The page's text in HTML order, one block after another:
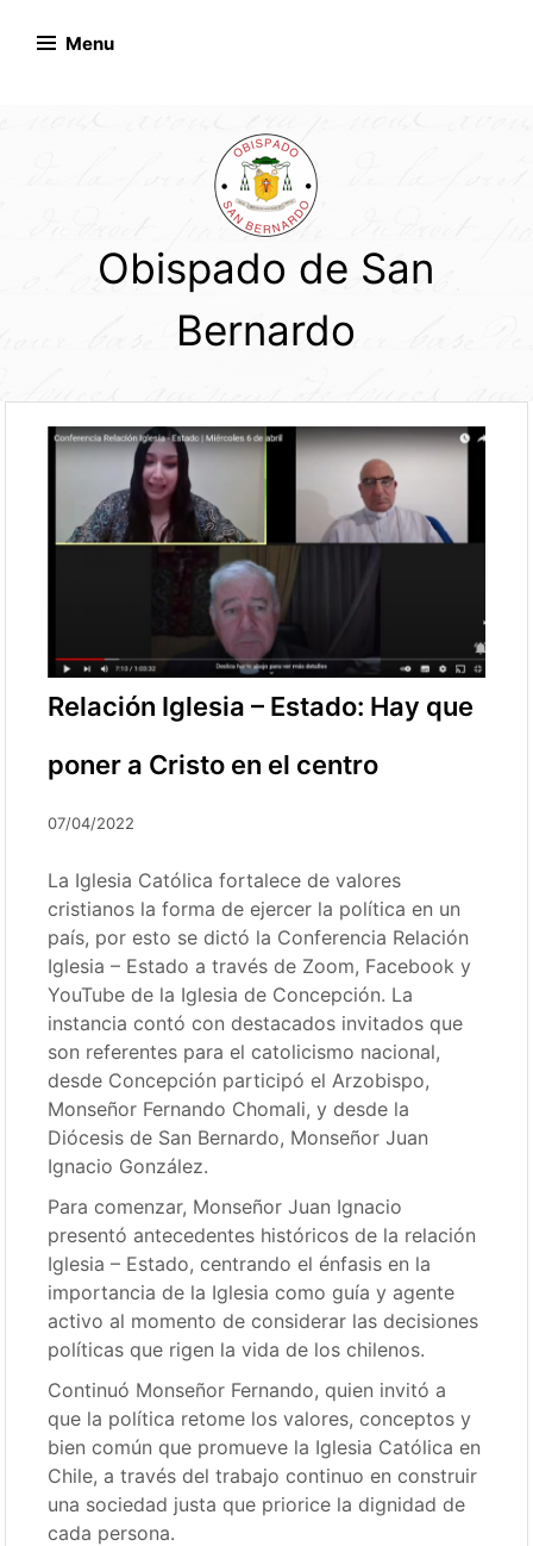
Menu
Obispado de San
Bernardo
Relación Iglesia – Estado: Hay que
poner a Cristo en el centro
07/04/2022
La Iglesia Católica fortalece de valores
cristianos la forma de ejercer la política en un
país, por esto se dictó la Conferencia Relación
Iglesia – Estado a través de Zoom, Facebook y
YouTube de la Iglesia de Concepción. La
instancia contó con destacados invitados que
son referentes para el catolicismo nacional,
desde Concepción participó el Arzobispo,
Monseñor Fernando Chomali, y desde la
Diócesis de San Bernardo, Monseñor Juan
Ignacio González.
Para comenzar, Monseñor Juan Ignacio
presentó antecedentes históricos de la relación
Iglesia – Estado, centrando el énfasis en la
importancia de la Iglesia como guía y agente
activo al momento de considerar las decisiones
políticas que rigen la vida de los chilenos.
Continuó Monseñor Fernando, quien invitó a
que la política retome los valores, conceptos y
bien común que promueve la Iglesia Católica en
Chile, a través del trabajo continuo en construir
una sociedad justa que priorice la dignidad de
cada persona.